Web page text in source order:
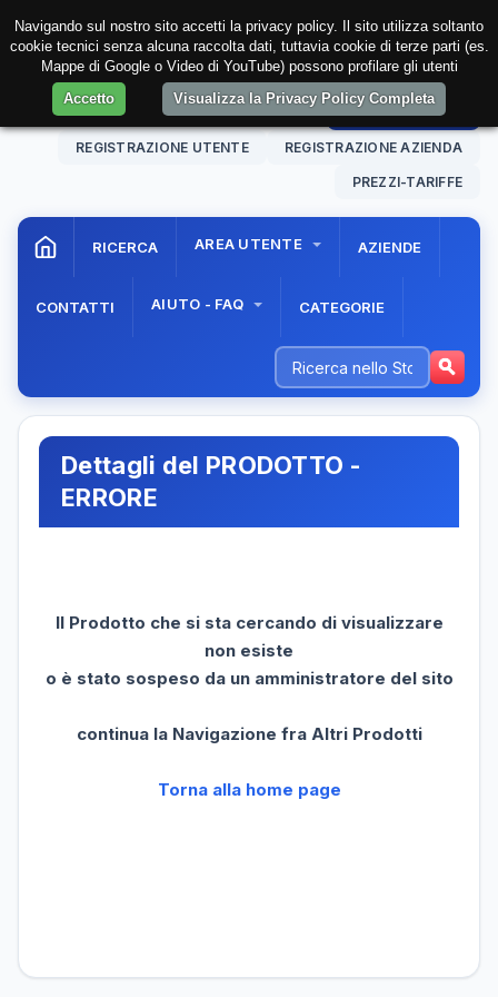
08 Aug. 202607:02:01 AREA RISERVATA
REGISTRAZIONE UTENTE REGISTRAZIONE AZIENDA
PREZZI-TARIFFE
RICERCA AREA UTENTE AZIENDE
CONTATTI AIUTO - FAQ CATEGORIE
Dettagli del PRODOTTO -
ERRORE
Il Prodotto che si sta cercando di visualizzare
non esiste
o è stato sospeso da un amministratore del sito
continua la Navigazione fra Altri Prodotti
Torna alla home page
Navigando sul nostro sito accetti la privacy policy. Il sito utilizza soltanto
cookie tecnici senza alcuna raccolta dati, tuttavia cookie di terze parti (es.
Mappe di Google o Video di YouTube) possono profilare gli utenti
Accetto
Visualizza la Privacy Policy Completa